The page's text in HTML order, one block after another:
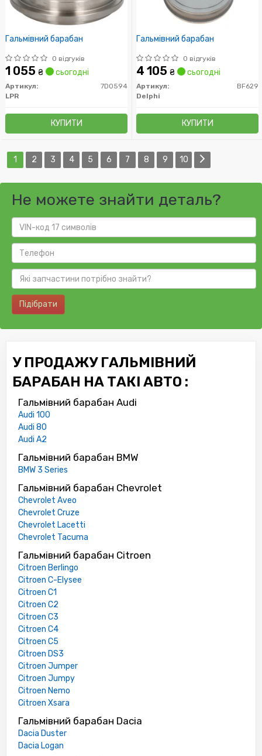
Гальмівний барабан
0 відгуків
1 055 ₴ сьогодні
Артикул:
7D0594
LPR
КУПИТИ
Гальмівний барабан
0 відгуків
4 105 ₴ сьогодні
Артикул:
BF629
Delphi
КУПИТИ
1 2 3 4 5 6 7 8 9 10
Не можете знайти деталь?
Підібрати
У ПРОДАЖУ ГАЛЬМІВНИЙ
БАРАБАН НА ТАКІ АВТО :
Гальмівний барабан Audi
Audi 100
Audi 80
Audi A2
Гальмівний барабан BMW
BMW 3 Series
Гальмівний барабан Chevrolet
Chevrolet Aveo
Chevrolet Cruze
Chevrolet Lacetti
Chevrolet Tacuma
Гальмівний барабан Citroen
Citroen Berlingo
Citroen C-Elysee
Citroen C1
Citroen C2
Citroen C3
Citroen C4
Citroen C5
Citroen DS3
Citroen Jumper
Citroen Jumpy
Citroen Nemo
Citroen Xsara
Гальмівний барабан Dacia
Dacia Duster
Dacia Logan